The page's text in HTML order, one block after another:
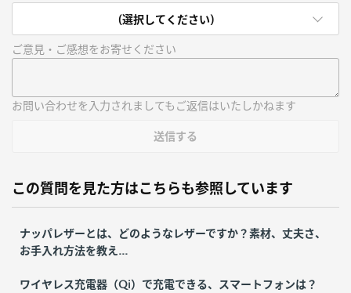
(選択してください)
ご意見・ご感想をお寄せください
お問い合わせを入力されましてもご返信はいたしかねます
送信する
この質問を見た方はこちらも参照しています
ナッパレザーとは、どのようなレザーですか？素材、丈夫さ、
お手入れ方法を教え...
ワイヤレス充電器（Qi）で充電できる、スマートフォンは？